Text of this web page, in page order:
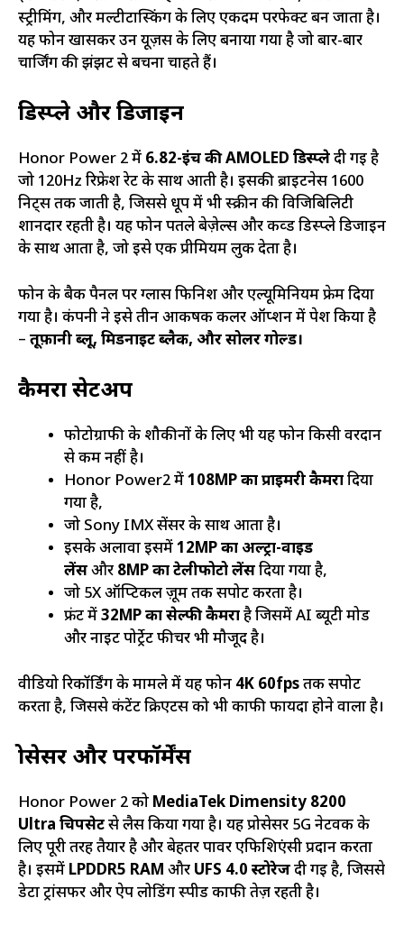
स्ट्रीमिंग, और मल्टीटास्किंग के लिए एकदम परफेक्ट बन जाता है।
यह फोन खासकर उन यूज़र्स के लिए बनाया गया है जो बार-बार
चार्जिंग की झंझट से बचना चाहते हैं।
डिस्प्ले और डिजाइन
Honor Power 2 में 6.82-इंच की AMOLED डिस्प्लेदी गई है
जो 120Hz रिफ्रेश रेट के साथ आती है। इसकी ब्राइटनेस 1600
निट्स तक जाती है, जिससे धूप में भी स्क्रीन की विजिबिलिटी
शानदार रहती है। यह फोन पतले बेज़ेल्स और कर्व्ड डिस्प्ले डिजाइन
के साथ आता है, जो इसे एक प्रीमियम लुक देता है।
फोन के बैक पैनल पर ग्लास फिनिश और एल्यूमिनियम फ्रेम दिया
गया है। कंपनी ने इसे तीन आकर्षक कलर ऑप्शन में पेश किया है
– तूफ़ानी ब्लू, मिडनाइट ब्लैक, और सोलर गोल्ड।
कैमरा सेटअप
फोटोग्राफी के शौकीनों के लिए भी यह फोन किसी वरदान
से कम नहीं है।
Honor Power2 में108MP का प्राइमरी कैमरादिया
गया है,
जो Sony IMX सेंसर के साथ आता है।
इसके अलावा इसमें12MP का अल्ट्रा-वाइड
लेंसऔर 8MP का टेलीफोटो लेंसदिया गया है,
जो 5X ऑप्टिकल ज़ूम तक सपोर्ट करता है।
फ्रंट में32MP का सेल्फी कैमराहै जिसमें AI ब्यूटी मोड
और नाइट पोर्ट्रेट फीचर भी मौजूद है।
वीडियो रिकॉर्डिंग के मामले में यह फोन 4K 60fpsतक सपोर्ट
करता है, जिससे कंटेंट क्रिएटर्स को भी काफी फायदा होने वाला है।
प्रोसेसर और परफॉर्मेंस
Honor Power 2 को MediaTek Dimensity 8200
Ultra चिपसेटसे लैस किया गया है। यह प्रोसेसर 5G नेटवर्क के
लिए पूरी तरह तैयार है और बेहतर पावर एफिशिएंसी प्रदान करता
है। इसमें LPDDR5 RAM और UFS 4.0 स्टोरेजदी गई है, जिससे
डेटा ट्रांसफर और ऐप लोडिंग स्पीड काफी तेज़ रहती है।